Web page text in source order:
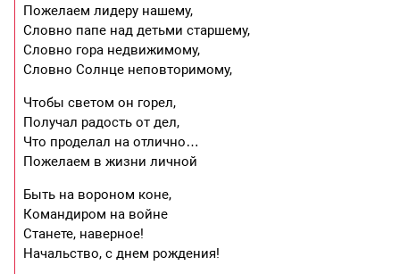
Пожелаем лидеру нашему,
Словно папе над детьми старшему,
Словно гора недвижимому,
Словно Солнце неповторимому,
Чтобы светом он горел,
Получал радость от дел,
Что проделал на отлично…
Пожелаем в жизни личной
Быть на вороном коне,
Командиром на войне
Станете, наверное!
Начальство, с днем рождения!